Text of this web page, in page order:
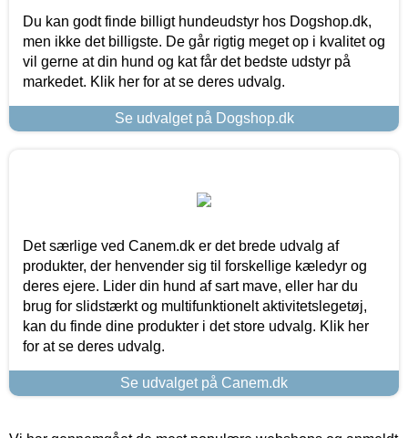
Du kan godt finde billigt hundeudstyr hos Dogshop.dk,
men ikke det billigste. De går rigtig meget op i kvalitet og
vil gerne at din hund og kat får det bedste udstyr på
markedet. Klik her for at se deres udvalg.
Se udvalget på Dogshop.dk
Det særlige ved Canem.dk er det brede udvalg af
produkter, der henvender sig til forskellige kæledyr og
deres ejere. Lider din hund af sart mave, eller har du
brug for slidstærkt og multifunktionelt aktivitetslegetøj,
kan du finde dine produkter i det store udvalg. Klik her
for at se deres udvalg.
Se udvalget på Canem.dk